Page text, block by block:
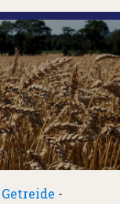
Getreide -